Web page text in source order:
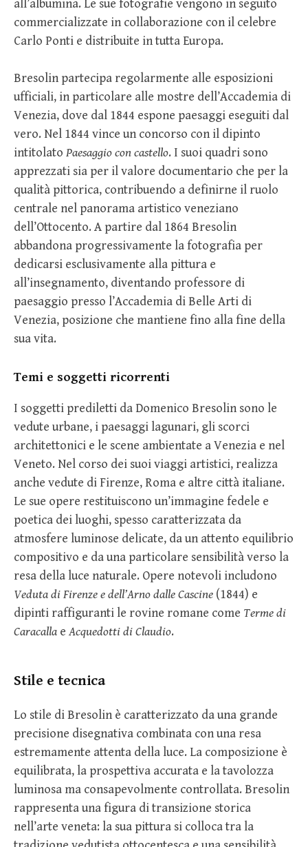
all’albumina. Le sue fotografie vengono in seguito
commercializzate in collaborazione con il celebre
Carlo Ponti e distribuite in tutta Europa.
Bresolin partecipa regolarmente alle esposizioni
ufficiali, in particolare alle mostre dell’Accademia di
Venezia, dove dal 1844 espone paesaggi eseguiti dal
vero. Nel 1844 vince un concorso con il dipinto
intitolato Paesaggio con castello. I suoi quadri sono
apprezzati sia per il valore documentario che per la
qualità pittorica, contribuendo a definirne il ruolo
centrale nel panorama artistico veneziano
dell’Ottocento. A partire dal 1864 Bresolin
abbandona progressivamente la fotografia per
dedicarsi esclusivamente alla pittura e
all’insegnamento, diventando professore di
paesaggio presso l’Accademia di Belle Arti di
Venezia, posizione che mantiene fino alla fine della
sua vita.
Temi e soggetti ricorrenti
I soggetti prediletti da Domenico Bresolin sono le
vedute urbane, i paesaggi lagunari, gli scorci
architettonici e le scene ambientate a Venezia e nel
Veneto. Nel corso dei suoi viaggi artistici, realizza
anche vedute di Firenze, Roma e altre città italiane.
Le sue opere restituiscono un’immagine fedele e
poetica dei luoghi, spesso caratterizzata da
atmosfere luminose delicate, da un attento equilibrio
compositivo e da una particolare sensibilità verso la
resa della luce naturale. Opere notevoli includono
Veduta di Firenze e dell’Arno dalle Cascine (1844) e
dipinti raffiguranti le rovine romane come Terme di
Caracalla eAcquedotti di Claudio.
Stile e tecnica
Lo stile di Bresolin è caratterizzato da una grande
precisione disegnativa combinata con una resa
estremamente attenta della luce. La composizione è
equilibrata, la prospettiva accurata e la tavolozza
luminosa ma consapevolmente controllata. Bresolin
rappresenta una figura di transizione storica
nell’arte veneta: la sua pittura si colloca tra la